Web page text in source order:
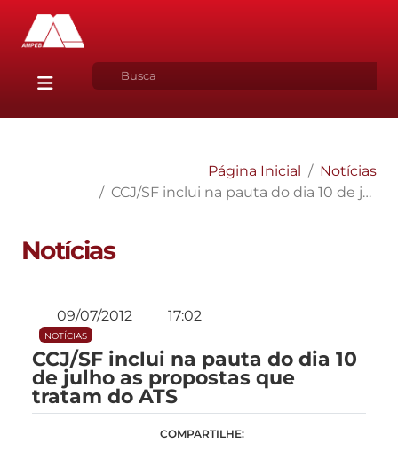
Página Inicial
Notícias
CCJ/SF inclui na pauta do dia 10 de julho as propostas que tratam do ATS
Notícias
09/07/2012 17:02
NOTÍCIAS
CCJ/SF inclui na pauta do dia 10
de julho as propostas que
tratam do ATS
COMPARTILHE: